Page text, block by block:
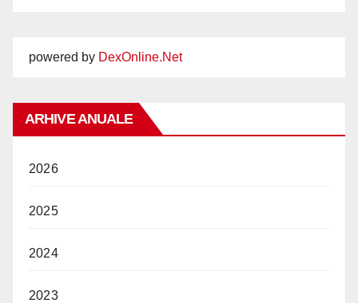
powered by DexOnline.Net
ARHIVE ANUALE
2026
2025
2024
2023